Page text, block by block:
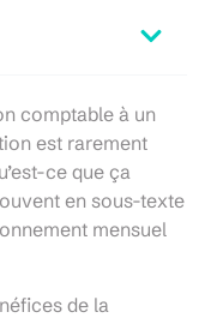
comptable à un
est rarement
ce que ça
en sous-texte
mensuel
de la